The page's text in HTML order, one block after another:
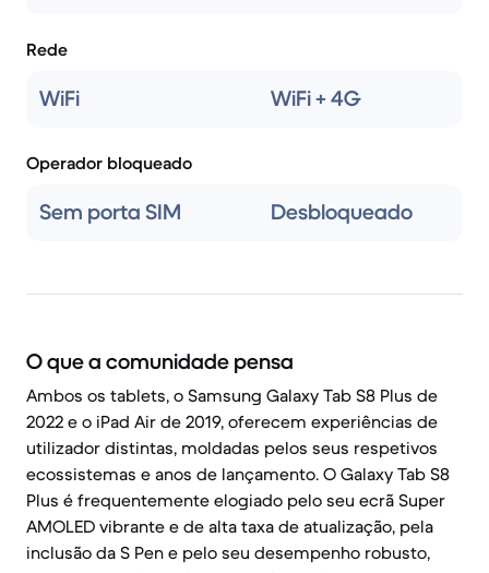
Rede
WiFi WiFi + 4G
Operador bloqueado
Sem porta SIM Desbloqueado
O que a comunidade pensa
Ambos os tablets, o Samsung Galaxy Tab S8 Plus de
2022 e o iPad Air de 2019, oferecem experiências de
utilizador distintas, moldadas pelos seus respetivos
ecossistemas e anos de lançamento. O Galaxy Tab S8
Plus é frequentemente elogiado pelo seu ecrã Super
AMOLED vibrante e de alta taxa de atualização, pela
inclusão da S Pen e pelo seu desempenho robusto,